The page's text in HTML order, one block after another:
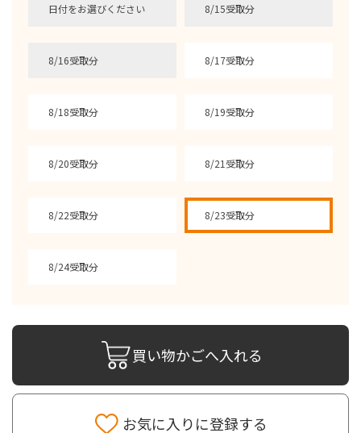
日付をお選びください 8/15受取分
8/16受取分 8/17受取分
8/18受取分 8/19受取分
8/20受取分 8/21受取分
8/22受取分 8/23受取分
8/24受取分
買い物かごへ入れる
お気に入りに登録する